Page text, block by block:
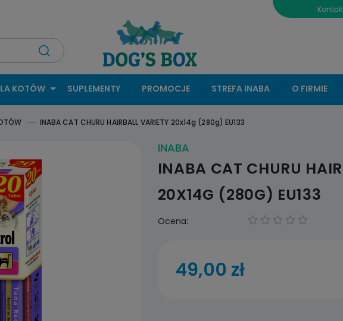
KOTÓW SUPLEMENTY PROMOCJE STREFA INABA O FIRMIE
INABA CAT CHURU HAIRBALL VARIETY 20x14g (280g) EU133
INABA
INABA CAT CHURU
20X14G (280G) EU133
Ocena:
49,00 zł